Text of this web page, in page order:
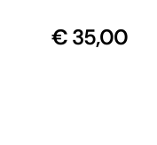
€35,00